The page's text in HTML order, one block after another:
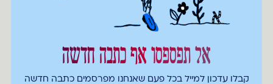
אל תפספסו אף כתבה חדשה
קבלו עדכון למייל בכל פעם שאנחנו מפרסמים כתבה חדשה